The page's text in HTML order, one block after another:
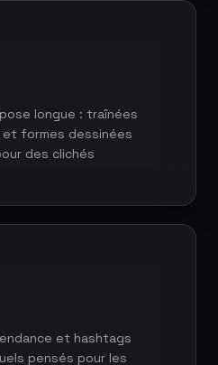
longue : traînées
et formes dessinées
des clichés
et hashtags
pensés pour les